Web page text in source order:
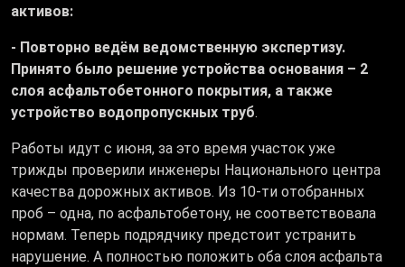
активов:
- Повторно ведём ведомственную экспертизу.
Принято было решение устройства основания – 2
слоя асфальтобетонного покрытия, а также
устройство водопропускных труб.
Работы идут с июня, за это время участок уже
трижды проверили инженеры Национального центра
качества дорожных активов. Из 10-ти отобранных
проб – одна, по асфальтобетону, не соответствовала
нормам. Теперь подрядчику предстоит устранить
нарушение. А полностью положить оба слоя асфальта